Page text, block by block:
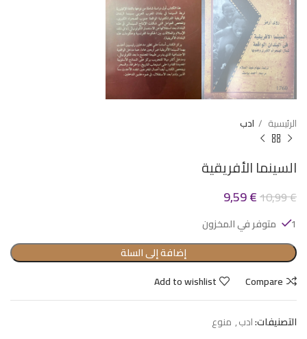
الرئيسية ادب
السينما الأفريقية
10,99€
9,59€
1 متوفر في المخزون
إضافة إلى السلة
Compare
Add to wishlist
التصنيفات:ادب, منوع